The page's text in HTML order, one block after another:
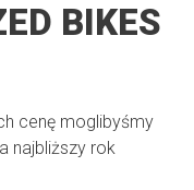
BIKES
cenę moglibyśmy
najbliższy rok